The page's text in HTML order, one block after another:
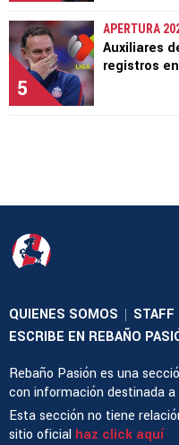
5
APERTURA
Auxiliares
registros
QUIENES SOMOS | STAFF
ESCRIBE EN REBAÑO
Rebaño Pasión es una
con información destinada a
Esta sección no tiene
sitio oficial haz click aquí